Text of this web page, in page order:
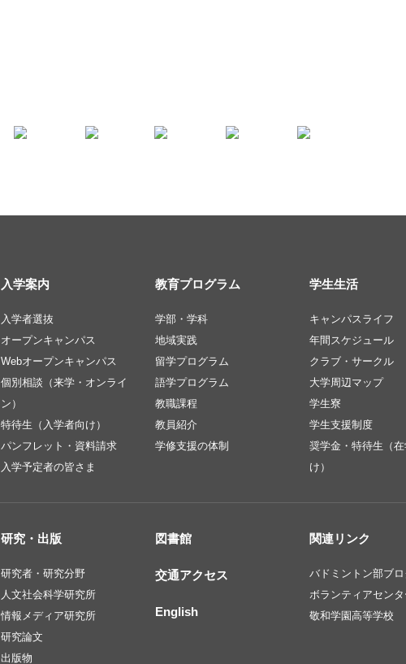
入学案内
入学者選抜
オープンキャンパス
Webオープンキャンパス
個別相談（来学・オンライ
ン）
特待生（入学者向け）
パンフレット・資料請求
入学予定者の皆さま
教育プログラム
学部・学科
地域実践
留学プログラム
語学プログラム
教職課程
教員紹介
学修支援の体制
学生生活
キャンパスライフ
年間スケジュール
クラブ・サークル
大学周辺マップ
学生寮
学生支援制度
奨学金・特待生（
け）
研究・出版
研究者・研究分野
人文社会科学研究所
情報メディア研究所
研究論文
出版物
図書館
交通アクセス
English
関連リンク
バドミントン部ブ
ボランティアセン
敬和学園高等学校